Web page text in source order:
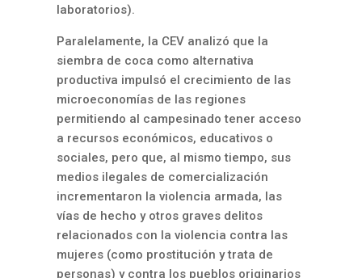
laboratorios).
Paralelamente, la CEV analizó que la
siembra de coca como alternativa
productiva impulsó el crecimiento de las
microeconomías de las regiones
permitiendo al campesinado tener acceso
a recursos económicos, educativos o
sociales, pero que, al mismo tiempo, sus
medios ilegales de comercialización
incrementaron la violencia armada, las
vías de hecho y otros graves delitos
relacionados con la violencia contra las
mujeres (como prostitución y trata de
personas) y contra los pueblos originarios